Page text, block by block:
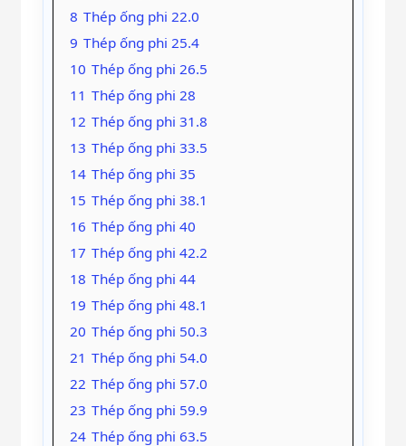
8 Thép ống phi 22.0
9 Thép ống phi 25.4
10 Thép ống phi 26.5
11 Thép ống phi 28
12 Thép ống phi 31.8
13 Thép ống phi 33.5
14 Thép ống phi 35
15 Thép ống phi 38.1
16 Thép ống phi 40
17 Thép ống phi 42.2
18 Thép ống phi 44
19 Thép ống phi 48.1
20 Thép ống phi 50.3
21 Thép ống phi 54.0
22 Thép ống phi 57.0
23 Thép ống phi 59.9
24 Thép ống phi 63.5